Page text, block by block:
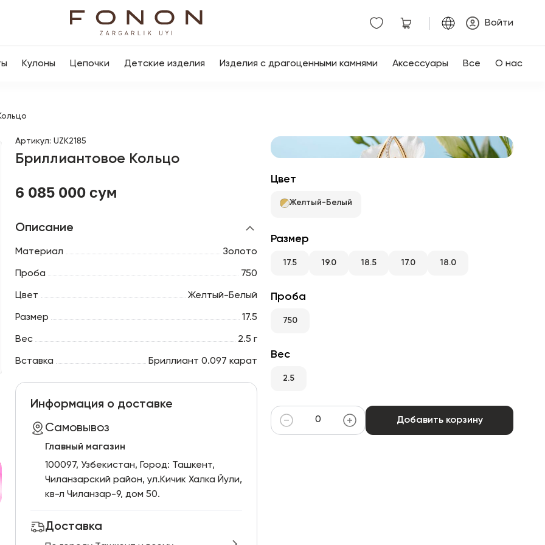
Войти
Кулоны Цепочки Детские изделия Изделия с драгоценными камнями Аксессуары Все О нас
Артикул: UZK2185
Бриллиантовое Кольцо
6 085 000 сум
Описание
Материал Золото
Проба 750
Цвет Желтый-Белый
Размер 17.5
Вес 2.5 г
Вставка Бриллиант 0.097 карат
Информация о доставке
Самовывоз
Главный магазин
100097, Узбекистан, Город: Ташкент,
Чиланзарский pайон, ул.Кичик Халка Йули,
кв-л Чиланзар-9, дом 50.
Доставка
Цвет
Желтый-Белый
Размер
17.5 19.0 18.5 17.0 18.0
Проба
750
Вес
2.5
Добавить корзину